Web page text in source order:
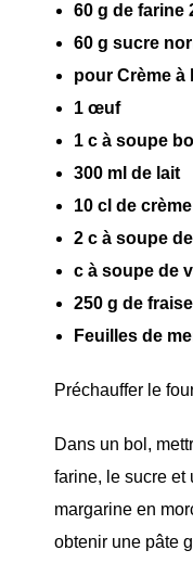
60 g de farine
60 g sucre
pour Crème à
1 œuf
1 c à soupe
300 ml de lait
10 cl de
2 c à soupe
c à soupe de
250 g de
Feuilles de
Préchauffer le
Dans un bol,
farine, le sucre et
margarine en
obtenir une pâte